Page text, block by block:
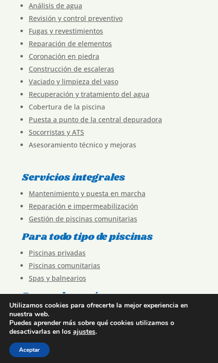
Análisis de agua
Revisión y control preventivo
Fugas y revestimientos
Reparación de elementos
Coronación en piedra
Construcción de escaleras
Vaciado y limpieza del vaso
Recuperación y tratamiento del agua
Cobertura de la piscina
Puesta a punto de la central depuradora
Socorristas y ATS
Asesoramiento técnico y mejoras
Servicios integrales
Mantenimiento y puesta en marcha
Reparación e impermeabilización
Gestión de piscinas comunitarias
Para todo tipo de piscinas
Piscinas privadas
Piscinas comunitarias
Spas y balnearios
Para saber más
Blog
Sobre Escopiscinas
Textos legales
Utilizamos cookies para ofrecerte la mejor experiencia en
nuestra web.
Puedes aprender más sobre qué cookies utilizamos o
desactivarlas en los ajustes.
Aceptar